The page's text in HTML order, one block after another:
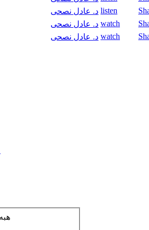
د. عادل نصحى listen
د. عادل نصحى watch
د. عادل نصحى watch